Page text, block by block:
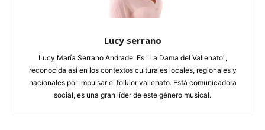
Lucy serrano
Lucy María Serrano Andrade. Es "La Dama del Vallenato",
reconocida así en los contextos culturales locales, regionales y
nacionales por impulsar el folklor vallenato. Está comunicadora
social, es una gran líder de este género musical.